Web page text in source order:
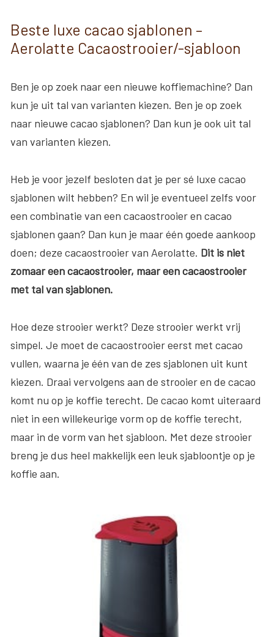
Beste luxe cacao sjablonen –
Aerolatte Cacaostrooier/-sjabloon
Ben je op zoek naar een nieuwe koffiemachine? Dan
kun je uit tal van varianten kiezen. Ben je op zoek
naar nieuwe cacao sjablonen? Dan kun je ook uit tal
van varianten kiezen.
Heb je voor jezelf besloten dat je per sé luxe cacao
sjablonen wilt hebben? En wil je eventueel zelfs voor
een combinatie van een cacaostrooier en cacao
sjablonen gaan? Dan kun je maar één goede aankoop
doen; deze cacaostrooier van Aerolatte. Dit is niet
zomaar een cacaostrooier, maar een cacaostrooier
met tal van sjablonen.
Hoe deze strooier werkt? Deze strooier werkt vrij
simpel. Je moet de cacaostrooier eerst met cacao
vullen, waarna je één van de zes sjablonen uit kunt
kiezen. Draai vervolgens aan de strooier en de cacao
komt nu op je koffie terecht. De cacao komt uiteraard
niet in een willekeurige vorm op de koffie terecht,
maar in de vorm van het sjabloon. Met deze strooier
breng je dus heel makkelijk een leuk sjabloontje op je
koffie aan.